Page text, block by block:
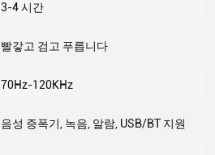
3-4 시간
빨갛고 검고 푸릅니다
70Hz-120KHz
음성 증폭기, 녹음, 알람, USB/BT 지원